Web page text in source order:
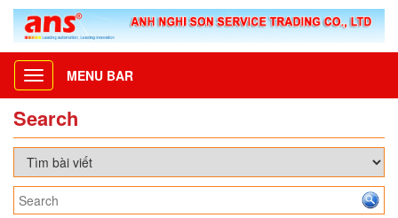
Toggle
navigation
MENU BAR
Search